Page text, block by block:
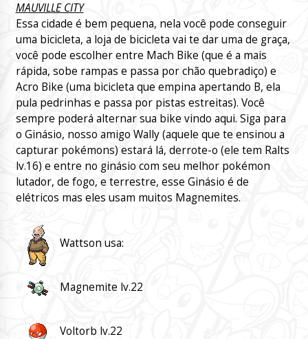
MAUVILLE CITY
Essa cidade é bem pequena, nela você pode conseguir
uma bicicleta, a loja de bicicleta vai te dar uma de graça,
você pode escolher entre Mach Bike (que é a mais
rápida, sobe rampas e passa por chão quebradiço) e
Acro Bike (uma bicicleta que empina apertando B, ela
pula pedrinhas e passa por pistas estreitas). Você
sempre poderá alternar sua bike vindo aqui. Siga para
o Ginásio, nosso amigo Wally (aquele que te ensinou a
capturar pokémons) estará lá, derrote-o (ele tem Ralts
lv.16) e entre no ginásio com seu melhor pokémon
lutador, de fogo, e terrestre, esse Ginásio é de
elétricos mas eles usam muitos Magnemites.
Wattson usa:
Magnemite lv.22
Voltorb lv.22